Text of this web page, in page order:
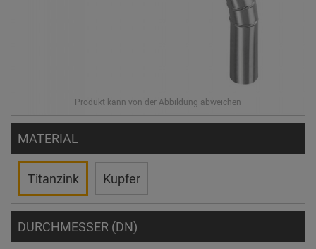
MATERIAL
Titanzink Kupfer
DURCHMESSER (DN)